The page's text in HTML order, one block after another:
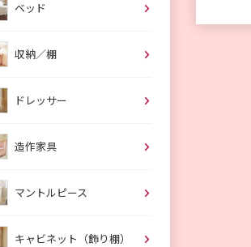
ベッド
収納／棚
ドレッサー
造作家具
マントルピース
キャビネット（飾り棚）